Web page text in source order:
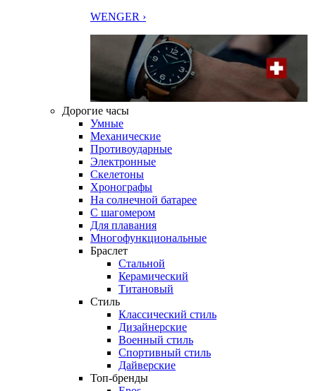
WENGER ›
Дорогие часы
Умные
Механические
Противоударные
Электронные
Скелетоны
Хронографы
На солнечной батарее
С шагомером
Для плавания
Многофункциональные
Браслет
Стальной
Керамический
Титановый
Стиль
Классический стиль
Дизайнерские
Военный стиль
Спортивный стиль
Дайверские
Топ-бренды